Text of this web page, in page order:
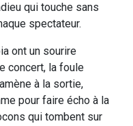
qui touche sans
spectateur.
ont un sourire
concert, la foule
à la sortie,
pour faire écho à la
qui tombent sur